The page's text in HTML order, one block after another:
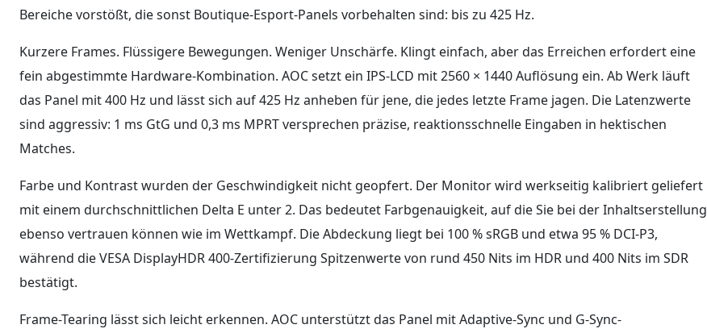
Bereiche vorstößt, die sonst Boutique-Esport-Panels vorbehalten sind: bis zu 425 Hz.
Kurzere Frames. Flüssigere Bewegungen. Weniger Unschärfe. Klingt einfach, aber das Erreichen erfordert eine
fein abgestimmte Hardware-Kombination. AOC setzt ein IPS-LCD mit 2560 × 1440 Auflösung ein. Ab Werk läuft
das Panel mit 400 Hz und lässt sich auf 425 Hz anheben für jene, die jedes letzte Frame jagen. Die Latenzwerte
sind aggressiv: 1 ms GtG und 0,3 ms MPRT versprechen präzise, reaktionsschnelle Eingaben in hektischen
Matches.
Farbe und Kontrast wurden der Geschwindigkeit nicht geopfert. Der Monitor wird werkseitig kalibriert geliefert
mit einem durchschnittlichen Delta E unter 2. Das bedeutet Farbgenauigkeit, auf die Sie bei der Inhaltserstellung
ebenso vertrauen können wie im Wettkampf. Die Abdeckung liegt bei 100 % sRGB und etwa 95 % DCI-P3,
während die VESA DisplayHDR 400-Zertifizierung Spitzenwerte von rund 450 Nits im HDR und 400 Nits im SDR
bestätigt.
Frame-Tearing lässt sich leicht erkennen. AOC unterstützt das Panel mit Adaptive-Sync und G-Sync-